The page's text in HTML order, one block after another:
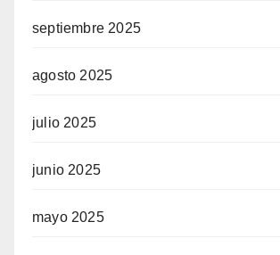
septiembre 2025
agosto 2025
julio 2025
junio 2025
mayo 2025